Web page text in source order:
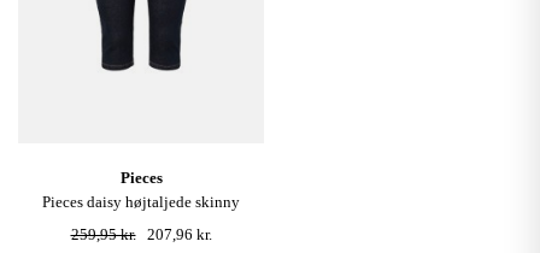
pieces
pieces daisy højtaljede skinny
caprijeans - dark blue denim
259,95 kr. 207,96 kr.